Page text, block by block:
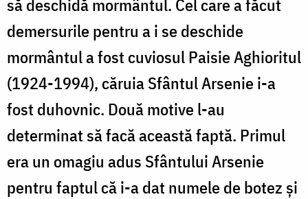
să deschidă mormântul. Cel care a făcut
demersurile pentru a i se deschide
mormântul a fost cuviosul Paisie Aghioritul
(1924-1994), căruia Sfântul Arsenie i-a
fost duhovnic. Două motive l-au
determinat să facă această faptă. Primul
era un omagiu adus Sfântului Arsenie
pentru faptul că i-a dat numele de botez şi